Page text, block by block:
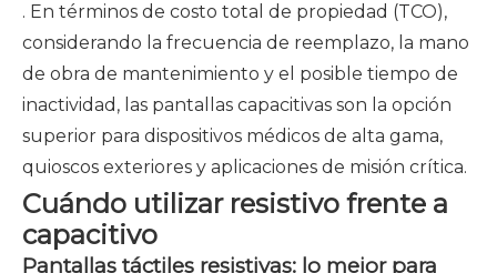
. En términos de costo total de propiedad (TCO),
considerando la frecuencia de reemplazo, la mano
de obra de mantenimiento y el posible tiempo de
inactividad, las pantallas capacitivas son la opción
superior para dispositivos médicos de alta gama,
quioscos exteriores y aplicaciones de misión crítica.
Cuándo utilizar resistivo frente a
capacitivo
Pantallas táctiles resistivas: lo mejor para